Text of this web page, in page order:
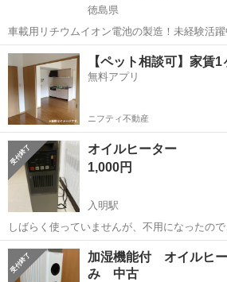
徳島県
車載用リチウムイオン電池の製造！未経験活
躍中！寮費無料★備品付き1R寮完備！自宅か
駐車場完備◎正社員登用制度あり！《徳島県板野郡松
場のお仕事 ◇車載用リチウ...
徳島 その他
【ペット相談可】家賃1
無料アプリ
ニフティ不動産
オイルヒーター
1,000円
入明駅
しばらく使っていませんが、不用になったの
します。通電は出来ました。 宜しくお願いし
高知 高知市 入明駅 季節、空調家電
加湿機能付 オイルヒ
み 中古